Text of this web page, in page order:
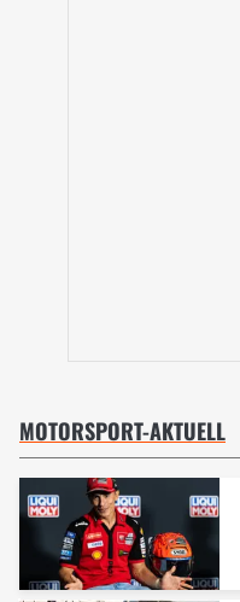
MOTORSPORT-AKTUELL